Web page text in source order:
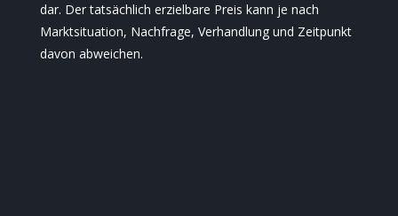
dar. Der tatsächlich erzielbare Preis kann je nach
Marktsituation, Nachfrage, Verhandlung und Zeitpunkt
davon abweichen.